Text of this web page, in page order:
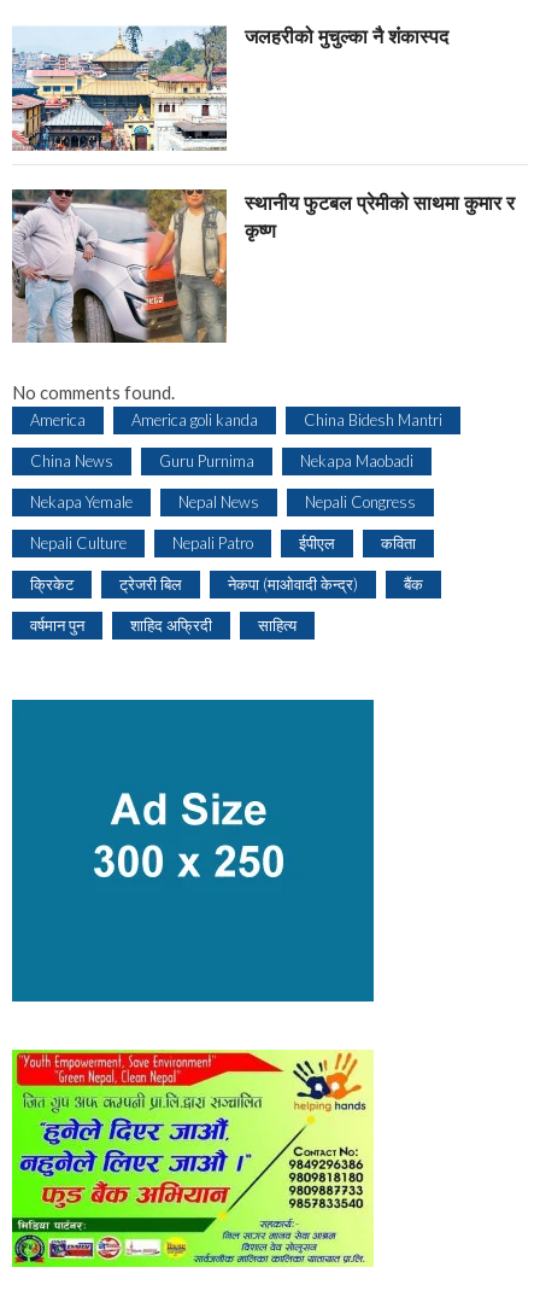
जलहरीको मुचुल्का नै शंंकास्पद
स्थानीय फुटबल प्रेमीको साथमा कुमार र
कृष्ण
No comments found.
America America goli kanda China Bidesh Mantri
China News Guru Purnima Nekapa Maobadi
Nekapa Yemale Nepal News Nepali Congress
Nepali Culture Nepali Patro ईपीएल कविता
क्रिकेट ट्रेजरी बिल नेकपा (माओवादी केन्द्र) बैंक
वर्षमान पुन शाहिद अफ्रिदी साहित्य